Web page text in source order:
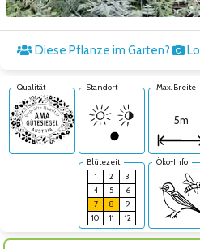
Diese Pflanze im Garten?
Qualität Standort Max. Breite
5m
Blütezeit
1
2
3
4
5
6
7
8
9
10
11 12
Öko-Info